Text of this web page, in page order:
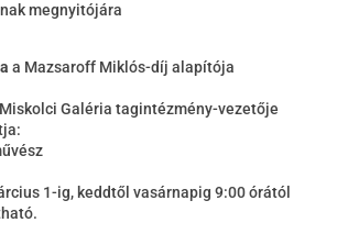
megnyitójára
a Mazsaroff Miklós-díj alapítója
Galéria tagintézmény-vezetője
1-ig, keddtől vasárnapig 9:00 órától